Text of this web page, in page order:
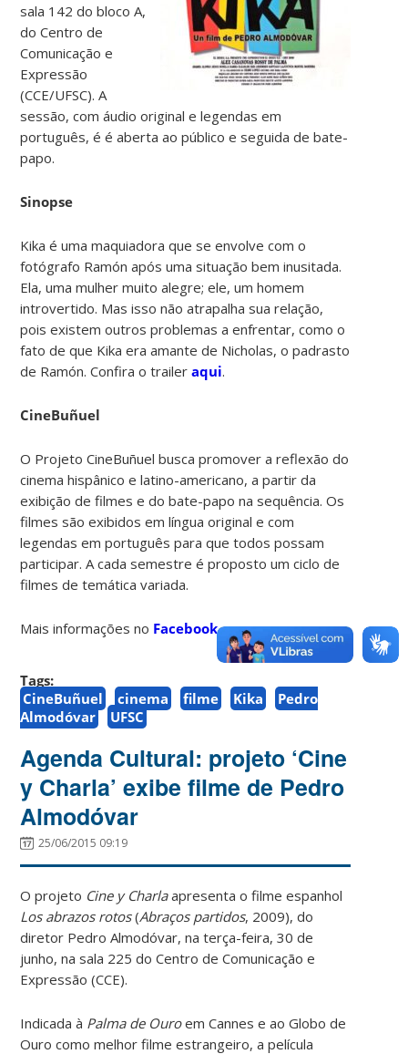
sala 142 do bloco A,
do Centro de
Comunicação e
Expressão
(CCE/UFSC). A
sessão, com áudio original e legendas em
português, é é aberta ao público e seguida de bate-
papo.
Sinopse
Kika é uma maquiadora que se envolve com o
fotógrafo Ramón após uma situação bem inusitada.
Ela, uma mulher muito alegre; ele, um homem
introvertido. Mas isso não atrapalha sua relação,
pois existem outros problemas a enfrentar, como o
fato de que Kika era amante de Nicholas, o padrasto
de Ramón. Confira o traileraqui.
CineBuñuel
O Projeto CineBuñuel busca promover a reflexão do
cinema hispânico e latino-americano, a partir da
exibição de filmes e do bate-papo na sequência. Os
filmes são exibidos em língua original e com
legendas em português para que todos possam
participar. A cada semestre é proposto um ciclo de
filmes de temática variada.
Mais informações no Facebook.
Tags:
CineBuñuel
cinema filme Kika
Pedro
Almodóvar
UFSC
Agenda Cultural: projeto ‘Cine
y Charla’ exibe filme de Pedro
Almodóvar
25/06/2015 09:19
O projeto Cine y Charlaapresenta o filme espanhol
Los abrazos rotos(Abraços partidos, 2009), do
diretor Pedro Almodóvar, na terça-feira, 30 de
junho, na sala 225 do Centro de Comunicação e
Expressão (CCE).
Indicada à Palma de Ouroem Cannes e ao Globo de
Ouro como melhor filme estrangeiro, a película